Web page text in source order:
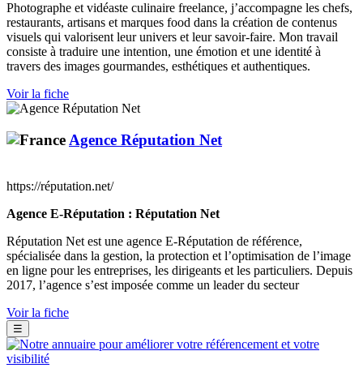
Photographe et vidéaste culinaire freelance, j’accompagne les chefs,
restaurants, artisans et marques food dans la création de contenus
visuels qui valorisent leur univers et leur savoir-faire. Mon travail
consiste à traduire une intention, une émotion et une identité à
travers des images gourmandes, esthétiques et authentiques.
Voir la fiche
Agence Réputation Net
https://réputation.net/
Agence E-Réputation : Réputation Net
Réputation Net est une agence E-Réputation de référence,
spécialisée dans la gestion, la protection et l’optimisation de l’image
en ligne pour les entreprises, les dirigeants et les particuliers. Depuis
2017, l’agence s’est imposée comme un leader du secteur
Voir la fiche
☰